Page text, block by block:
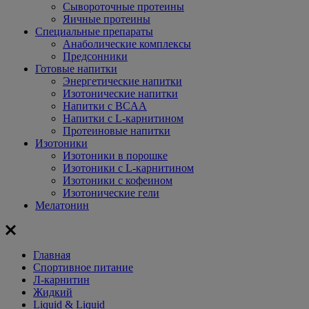
Сывороточные протеины
Яичные протеины
Специальные препараты
Анаболические комплексы
Предсонники
Готовые напитки
Энергетические напитки
Изотонические напитки
Напитки с BCAA
Напитки с L-карнитином
Протеиновые напитки
Изотоники
Изотоники в порошке
Изотоники с L-карнитином
Изотоники с кофеином
Изотонические гели
Мелатонин
Главная
Спортивное питание
Л-карнитин
Жидкий
Liquid & Liquid